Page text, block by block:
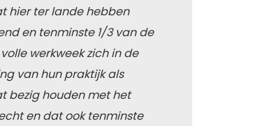
hier ter lande hebben
en tenminste 1/3 van de
werkweek zich in de
van hun praktijk als
bezig houden met het
en dat ook tenminste